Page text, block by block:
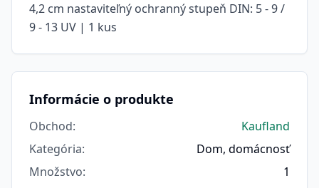
4,2 cm nastaviteľný ochranný stupeň DIN: 5 - 9 /
9 - 13 UV | 1 kus
Informácie o produkte
Obchod:
Kaufland
Kategória:
Dom, domácnosť
Množstvo: 1